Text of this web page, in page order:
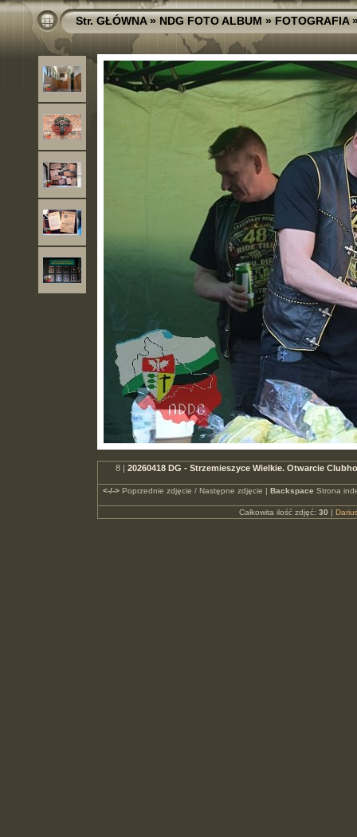
Str. GŁÓWNA»NDG FOTO ALBUM»FOTOGRAFIA
8 | 20260418 DG - Strzemieszyce Wielkie. Otwarcie
<-/->Poprzednie zdjęcie / Następne zdjęcie | Backspace Strona
Całkowita ilość zdjęć: 30 |